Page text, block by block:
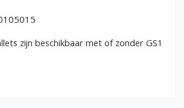
zijn beschikbaar met of zonder GS1